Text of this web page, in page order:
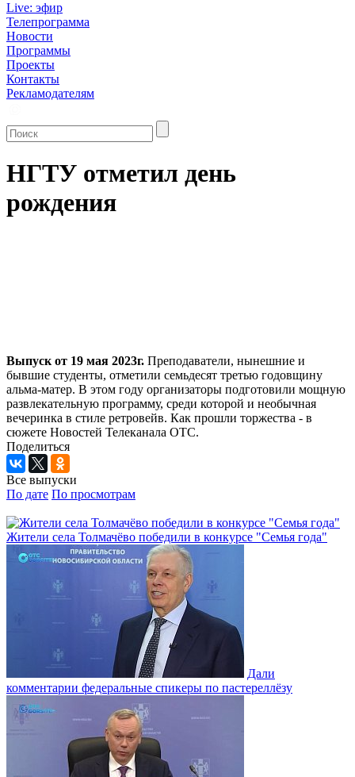
Live: эфир
Телепрограмма
Новости
Программы
Проекты
Контакты
Рекламодателям
НГТУ отметил день
рождения
Выпуск от 19 мая 2023г. Преподаватели, нынешние и
бывшие студенты, отметили семьдесят третью годовщину
альма-матер. В этом году организаторы подготовили мощную
развлекательную программу, среди которой и необычная
вечеринка в стиле ретровейв. Как прошли торжества - в
сюжете Новостей Телеканала ОТС.
Поделиться
Все выпуски
По дате По просмотрам
Жители села Толмачёво победили в конкурсе "Семья года"
Дали
комментарии федеральные спикеры по пастереллёзу